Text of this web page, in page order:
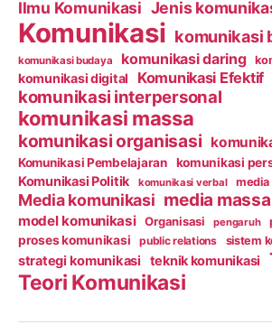
Ilmu Komunikasi Jenis
Komunikasi komunikasi
komunikasi budaya komunikasi daring
komunikasi digital Komunikasi Efektif
komunikasi interpersonal
komunikasi massa
komunikasi organisasi
Komunikasi Pembelajaran komunikasi
Komunikasi Politik komunikasi verbal media
Media komunikasi media massa
model komunikasi Organisasi pengaruh
proses komunikasi public relations sistem
strategi komunikasi teknik komunikasi
Teori Komunikasi